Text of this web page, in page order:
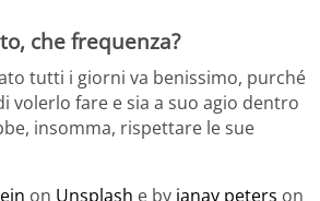
che frequenza?
tutti i giorni va benissimo, purché
volerlo fare e sia a suo agio dentro
insomma, rispettare le sue
on Unsplash e by janay peters on